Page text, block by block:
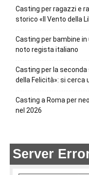
Casting per ragazzi e
storico «Il Vento della
Casting per bambine
noto regista italiano
Casting per la
della Felicità»: si cerca
Casting a Roma per
nel 2026